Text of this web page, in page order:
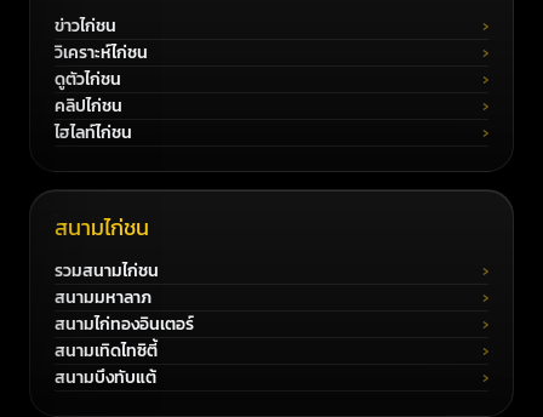
ข่าวไก่ชน
วิเคราะห์ไก่ชน
ดูตัวไก่ชน
คลิปไก่ชน
ไฮไลท์ไก่ชน
สนามไก่ชน
รวมสนามไก่ชน
สนามมหาลาภ
สนามไก่ทองอินเตอร์
สนามเทิดไทซิตี้
สนามบึงทับแต้